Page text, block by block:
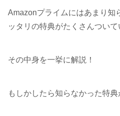
Amazonプライムにはあまり知
ッタリの特典がたくさんついて
その中身を一挙に解説！
もしかしたら知らなかった特典